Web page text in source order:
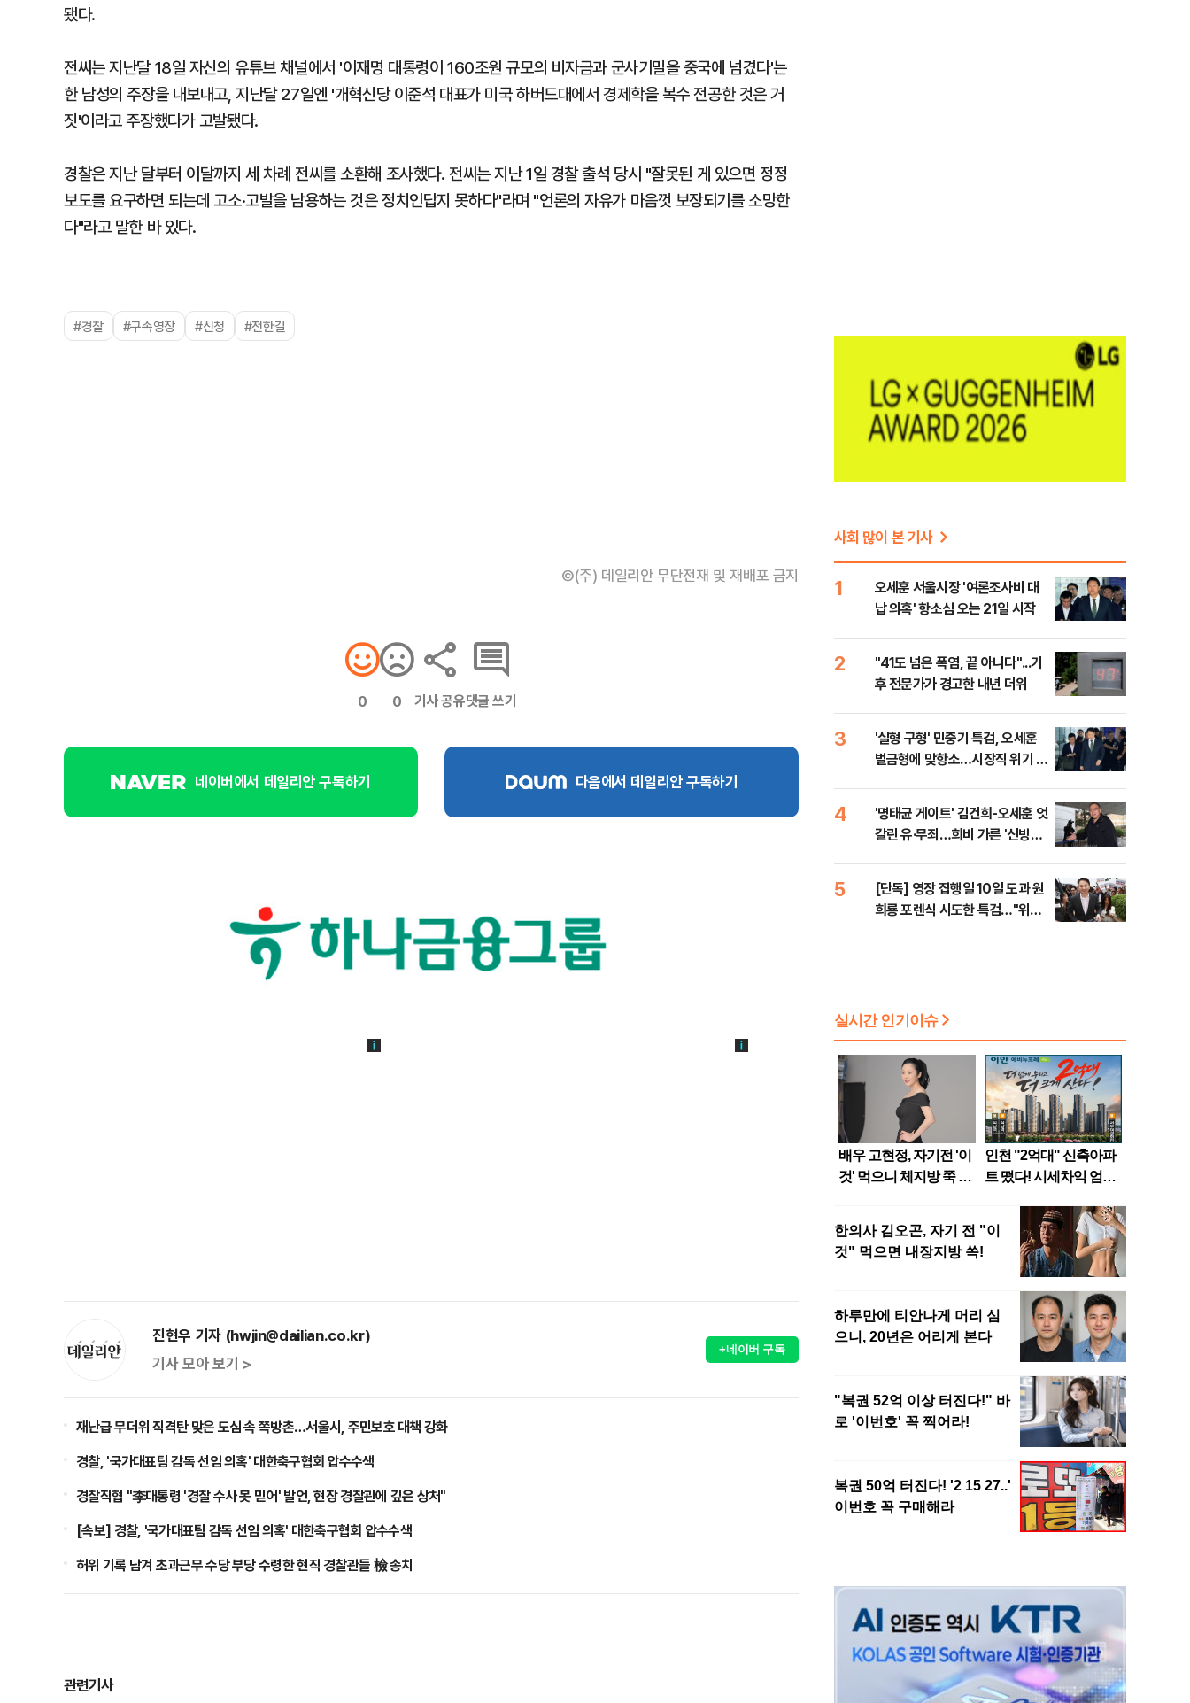
됐다.
전씨는 지난달 18일 자신의 유튜브 채널에서 '이재명 대통령이 160조원 규모의 비자금과 군사기밀을 중국에 넘겼다'는
한 남성의 주장을 내보내고, 지난달 27일엔 '개혁신당 이준석 대표가 미국 하버드대에서 경제학을 복수 전공한 것은 거
짓'이라고 주장했다가 고발됐다.
경찰은 지난 달부터 이달까지 세 차례 전씨를 소환해 조사했다. 전씨는 지난 1일 경찰 출석 당시 "잘못된 게 있으면 정정
보도를 요구하면 되는데 고소·고발을 남용하는 것은 정치인답지 못하다"라며 "언론의 자유가 마음껏 보장되기를 소망한
다"라고 말한 바 있다.
#경찰 #구속영장 #신청 #전한길
©(주) 데일리안 무단전재 및 재배포 금지
0 0 기사 공유댓글 쓰기
네이버에서 데일리안 구독하기 다음에서 데일리안 구독하기
진현우 기자 (hwjin@dailian.co.kr)
기사 모아 보기 >
+네이버 구독
재난급 무더위 직격탄 맞은 도심 속 쪽방촌…서울시, 주민보호 대책 강화
경찰, '국가대표팀 감독 선임 의혹' 대한축구협회 압수수색
경찰직협 "李대통령 '경찰 수사 못 믿어' 발언, 현장 경찰관에 깊은 상처"
[속보] 경찰, '국가대표팀 감독 선임 의혹' 대한축구협회 압수수색
허위 기록 남겨 초과근무 수당 부당 수령한 현직 경찰관들 檢 송치
관련기사
사회 많이 본 기사
1
오세훈 서울시장 '여론조사비 대
납 의혹' 항소심 오는 21일 시작
2
"41도 넘은 폭염, 끝 아니다"...기
후 전문가가 경고한 내년 더위
3
'실형 구형' 민중기 특검, 오세훈
벌금형에 맞항소…시장직 위기 2
4
'명태균 게이트' 김건희-오세훈 엇
갈린 유·무죄…희비 가른 '신빙성'
5
[단독] 영장 집행일 10일 도과 원
희룡 포렌식 시도한 특검…"위법